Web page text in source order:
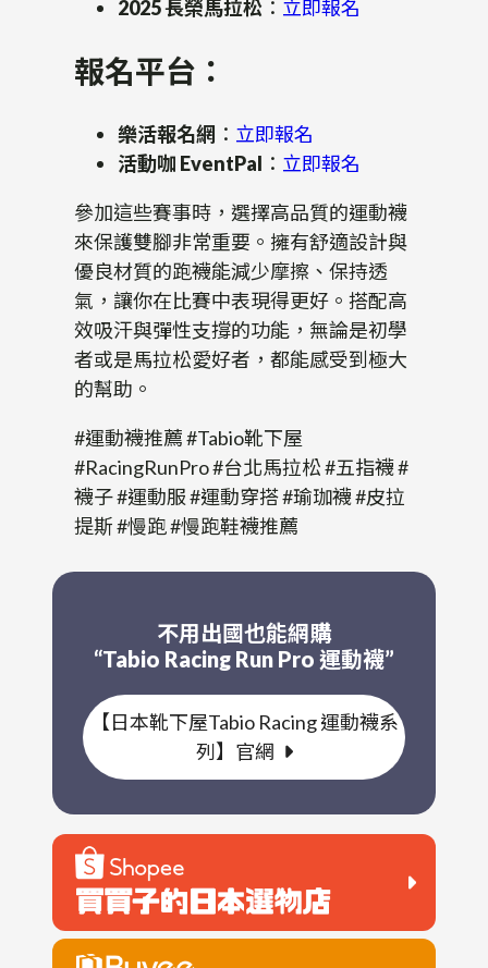
2025 長榮馬拉松 ： 立即報名
報名平台：
樂活報名網 ： 立即報名
活動咖 EventPal ： 立即報名
參加這些賽事時，選擇高品質的運動襪
來保護雙腳非常重要。擁有舒適設計與
優良材質的跑襪能減少摩擦、保持透
氣，讓你在比賽中表現得更好。搭配高
效吸汗與彈性支撐的功能，無論是初學
者或是馬拉松愛好者，都能感受到極大
的幫助。
#運動襪推薦 #Tabio靴下屋
#RacingRunPro #台北馬拉松 #五指襪 #
襪子 #運動服 #運動穿搭 #瑜珈襪 #皮拉
提斯 #慢跑 #慢跑鞋襪推薦
不用出國也能網購
“Tabio Racing Run Pro 運動襪”
【日本靴下屋Tabio Racing 運動襪系
列】官網